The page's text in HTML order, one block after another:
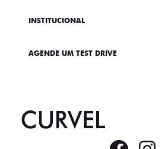
INSTITUCIONAL
AGENDE UM TEST DRIVE